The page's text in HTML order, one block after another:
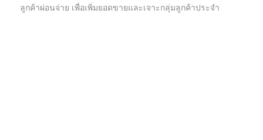
ลูกค้าผ่อนจ่าย เพื่อเพิ่มยอดขายและเจาะกลุ่มลูกค้าประจำ